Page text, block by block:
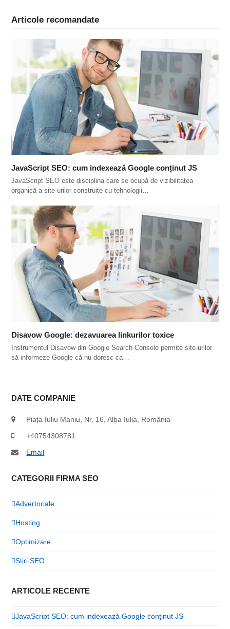
Articole recomandate
JavaScript SEO: cum indexează Google conținut JS
JavaScript SEO este disciplina care se ocupă de vizibilitatea
organică a site-urilor construite cu tehnologii…
Disavow Google: dezavuarea linkurilor toxice
Instrumentul Disavow din Google Search Console permite site-urilor
să informeze Google că nu doresc ca…
DATE COMPANIE
Piața Iuliu Maniu, Nr. 16, Alba Iulia, România
+40754308781
Email
CATEGORII FIRMA SEO
Advertoriale
Hosting
Optimizare
Știri SEO
ARTICOLE RECENTE
JavaScript SEO: cum indexează Google conținut JS